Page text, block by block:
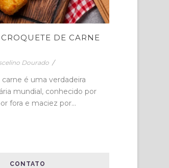
DE CARNE
Dourado /
é uma verdadeira
mundial, conhecido por
fora e maciez por...
CONTATO